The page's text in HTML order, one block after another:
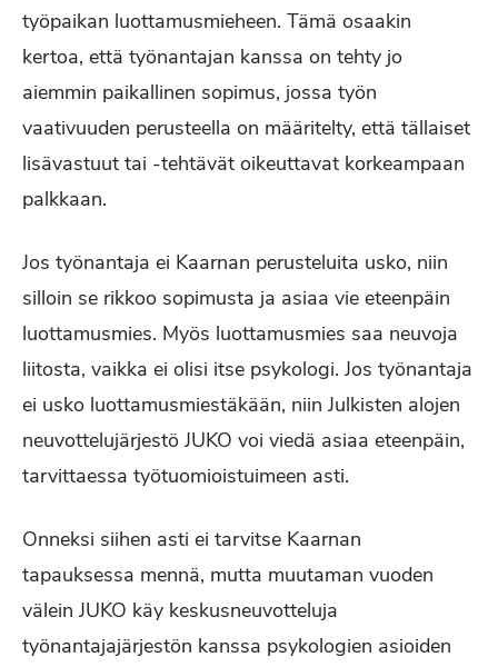
työpaikan luottamusmieheen. Tämä osaakin
kertoa, että työnantajan kanssa on tehty jo
aiemmin paikallinen sopimus, jossa työn
vaativuuden perusteella on määritelty, että tällaiset
lisävastuut tai -tehtävät oikeuttavat korkeampaan
palkkaan.
Jos työnantaja ei Kaarnan perusteluita usko, niin
silloin se rikkoo sopimusta ja asiaa vie eteenpäin
luottamusmies. Myös luottamusmies saa neuvoja
liitosta, vaikka ei olisi itse psykologi. Jos työnantaja
ei usko luottamusmiestäkään, niin Julkisten alojen
neuvottelujärjestö JUKO voi viedä asiaa eteenpäin,
tarvittaessa työtuomioistuimeen asti.
Onneksi siihen asti ei tarvitse Kaarnan
tapauksessa mennä, mutta muutaman vuoden
välein JUKO käy keskusneuvotteluja
työnantajajärjestön kanssa psykologien asioiden